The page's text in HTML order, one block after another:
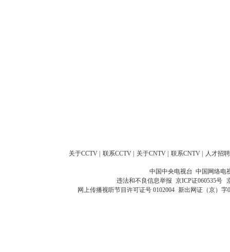
关于CCTV 联系CCTV 关于CNTV 联系CNTV 人才招聘
中国中央电视台 中国网络电
违法和不良信息举报 京ICP证060535号
网上传播视听节目许可证号 0102004 新出网证（京）